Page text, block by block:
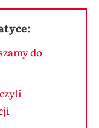
do